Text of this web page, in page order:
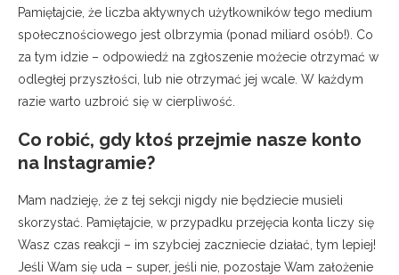
Pamiętajcie, że liczba aktywnych użytkowników tego medium
społecznościowego jest olbrzymia (ponad miliard osób!). Co
za tym idzie – odpowiedź na zgłoszenie możecie otrzymać w
odległej przyszłości, lub nie otrzymać jej wcale. W każdym
razie warto uzbroić się w cierpliwość.
Co robić, gdy ktoś przejmie nasze konto
na Instagramie?
Mam nadzieję, że z tej sekcji nigdy nie będziecie musieli
skorzystać. Pamiętajcie, w przypadku przejęcia konta liczy się
Wasz czas reakcji – im szybciej zaczniecie działać, tym lepiej!
Jeśli Wam się uda – super, jeśli nie, pozostaje Wam założenie